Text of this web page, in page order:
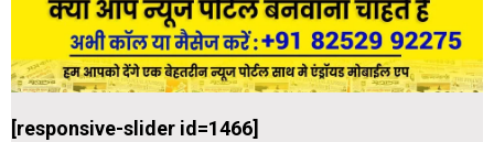
[responsive-slider id=1466]